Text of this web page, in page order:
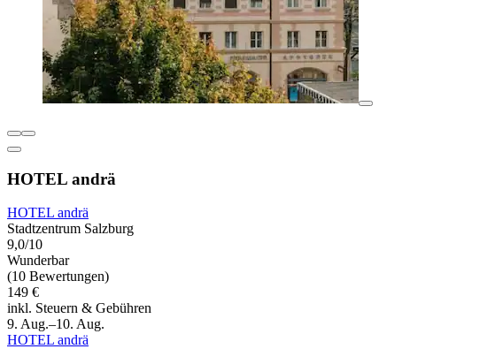
HOTEL andrä
HOTEL andrä
Stadtzentrum Salzburg
9,0/10
Wunderbar
(10 Bewertungen)
149 €
inkl. Steuern & Gebühren
9. Aug.–10. Aug.
HOTEL andrä